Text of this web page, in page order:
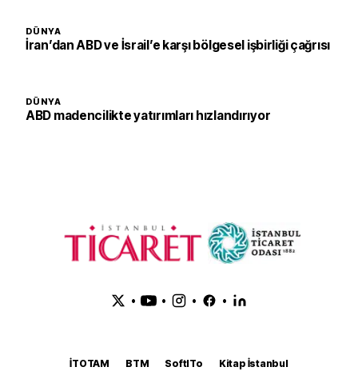
DÜNYA
İran’dan ABD ve İsrail’e karşı bölgesel işbirliği çağrısı
DÜNYA
ABD madencilikte yatırımları hızlandırıyor
• • • •
İTOTAM BTM SoftITo
Kitap İstanbul